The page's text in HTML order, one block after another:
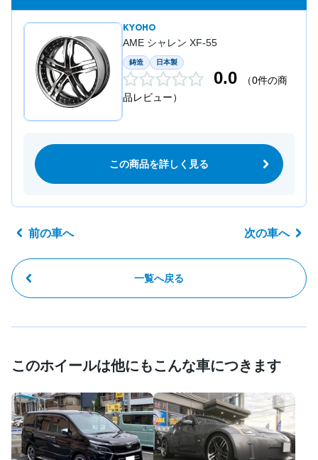
KYOHO
AME シャレン XF-55
鋳造 日本製
0.0
（0件の商
品レビュー）
この商品を詳しく見る
前の車へ
一覧へ戻る
次の車へ
このホイールは他にもこんな車につきます